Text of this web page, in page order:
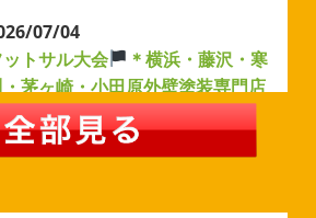
07/04
ットサル大会
＊横浜・藤沢・寒
茅ヶ崎・小田原外壁塗装専門店
(#^.^#)
例年より過ごしやすい気温が
がお過ごしでしょうか？先日は毎年恒
のでいい運動になりました
来週